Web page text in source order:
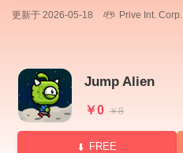
更新于 2026-05-18 Prive Int. Corp.
Jump Alien
￥0 ￥8
FREE